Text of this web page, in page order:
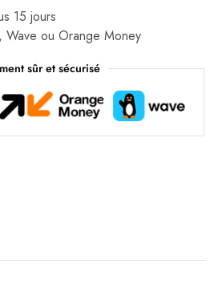
15 jours
Wave ou Orange Money
sûr et sécurisé